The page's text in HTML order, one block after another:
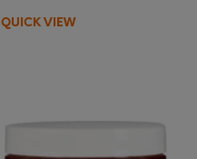
QUICK VIEW